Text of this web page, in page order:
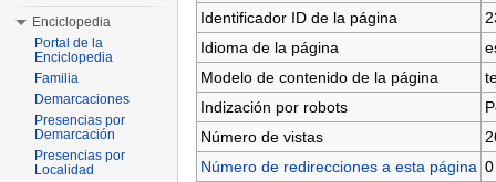
Identificador ID de la página
Idioma de la página
Modelo de contenido de la página
Indización por robots
Número de vistas
Número de redirecciones a esta página 0
Enciclopedia
Portal de la
Enciclopedia
Familia
Demarcaciones
Presencias por
Demarcación
Presencias por
Localidad